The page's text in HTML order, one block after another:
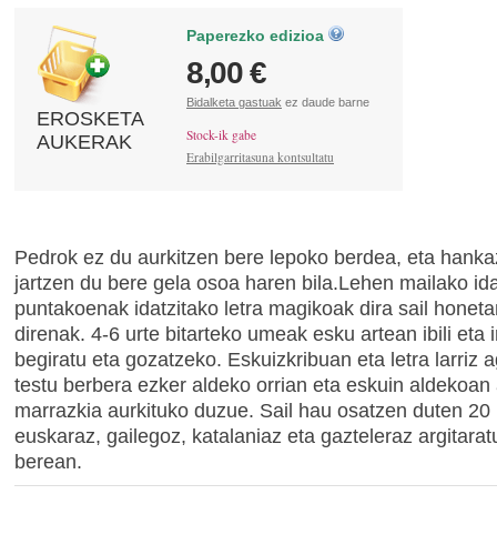
EROSKETA
AUKERAK
Paperezko edizioa
8,00 €
Bidalketa gastuak ez daude barne
Stock-ik gabe
Erabilgarritasuna kontsultatu
Pedrok ez du aurkitzen bere lepoko berdea, eta
jartzen du bere gela osoa haren bila.Lehen mailako
puntakoenak idatzitako letra magikoak dira sail
direnak. 4-6 urte bitarteko umeak esku artean ibili eta
begiratu eta gozatzeko. Eskuizkribuan eta letra larriz
testu berbera ezker aldeko orrian eta eskuin aldekoan
marrazkia aurkituko duzue. Sail hau osatzen duten 20
euskaraz, gailegoz, katalaniaz eta gazteleraz
berean.